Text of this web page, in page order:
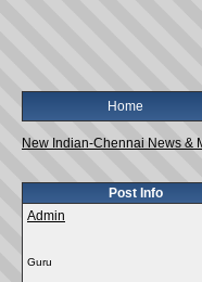
Home
New Indian-Chennai News &
Post Info
Admin
Guru